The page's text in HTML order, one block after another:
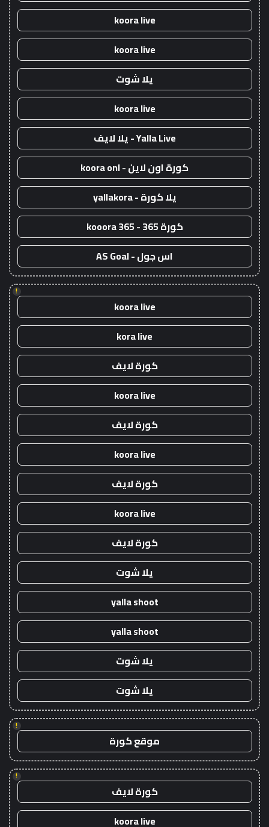
koora live
koora live
يلا شوت
koora live
Yalla Live - يلا لايف
كورة اون لاين - koora onl
يلا كورة - yallakora
كورة 365 - kooora 365
اس جول - AS Goal
!
koora live
kora live
كورة لايف
koora live
كورة لايف
koora live
كورة لايف
koora live
كورة لايف
يلا شوت
yalla shoot
yalla shoot
يلا شوت
يلا شوت
!
موقع كورة
!
كورة لايف
koora live